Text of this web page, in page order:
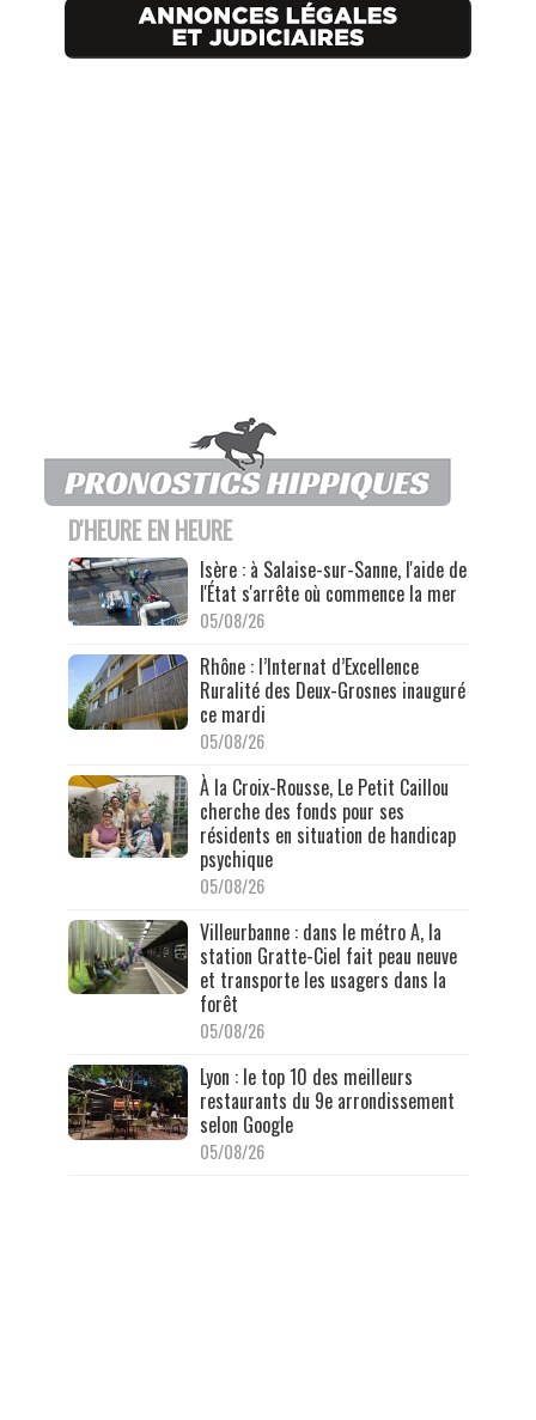
D'HEURE EN HEURE
Isère : à Salaise-sur-Sanne, l'aide de
l'État s'arrête où commence la mer
05/08/26
Rhône : l’Internat d’Excellence
Ruralité des Deux-Grosnes inauguré
ce mardi
05/08/26
À la Croix-Rousse, Le Petit Caillou
cherche des fonds pour ses
résidents en situation de handicap
psychique
05/08/26
Villeurbanne : dans le métro A, la
station Gratte-Ciel fait peau neuve
et transporte les usagers dans la
forêt
05/08/26
Lyon : le top 10 des meilleurs
restaurants du 9e arrondissement
selon Google
05/08/26